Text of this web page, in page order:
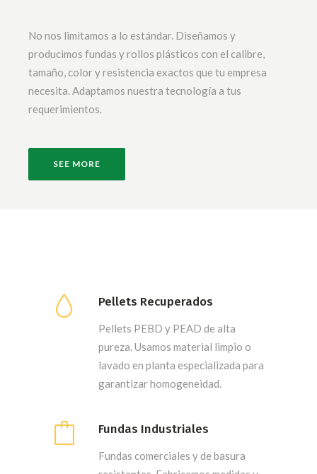
No nos limitamos a lo estándar. Diseñamos y
producimos fundas y rollos plásticos con el calibre,
tamaño, color y resistencia exactos que tu empresa
necesita. Adaptamos nuestra tecnología a tus
requerimientos.
SEE MORE
Pellets Recuperados
Pellets PEBD y PEAD de alta
pureza. Usamos material limpio o
lavado en planta especializada para
garantizar homogeneidad.
Fundas Industriales
Fundas comerciales y de basura